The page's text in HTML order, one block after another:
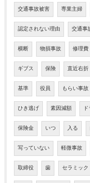
交通事故被害 専業主婦
認定されない理由 交通事
横断 物損事故 修理費
ギブス 保険 直近右折
基準 役員 もらい事故
ひき逃げ 素因減額
保険金 いつ 入る
写っていない 軽微事故
取締役 歯 セラミック